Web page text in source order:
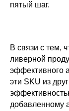
пятый шаг.
В связи с тем,
ливерной
эффективного
эти SKU из
добавленному